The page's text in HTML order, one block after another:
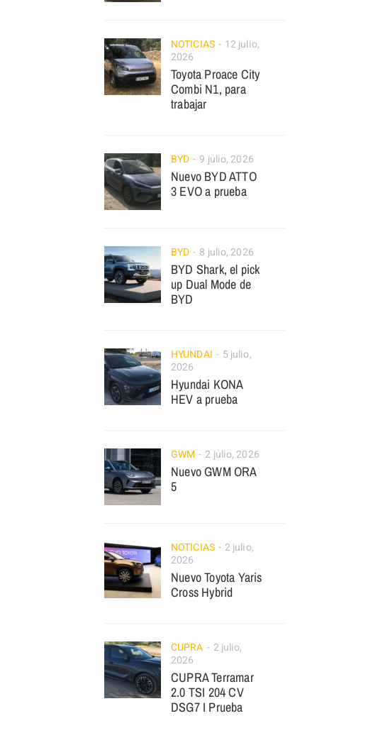
NOTICIAS
12 julio,
2026
Toyota Proace City
Combi N1, para
trabajar
BYD 9 julio, 2026
Nuevo BYD ATTO
3 EVO a prueba
BYD 8 julio, 2026
BYD Shark, el pick
up Dual Mode de
BYD
HYUNDAI
5 julio,
2026
Hyundai KONA
HEV a prueba
GWM 2 julio, 2026
Nuevo GWM ORA
5
NOTICIAS
2 julio,
2026
Nuevo Toyota Yaris
Cross Hybrid
CUPRA
2 julio,
2026
CUPRA Terramar
2.0 TSI 204 CV
DSG7 I Prueba